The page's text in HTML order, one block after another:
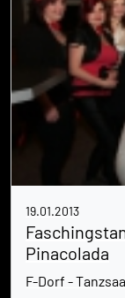
19.01.2013
Pinacolada
F-Dorf -